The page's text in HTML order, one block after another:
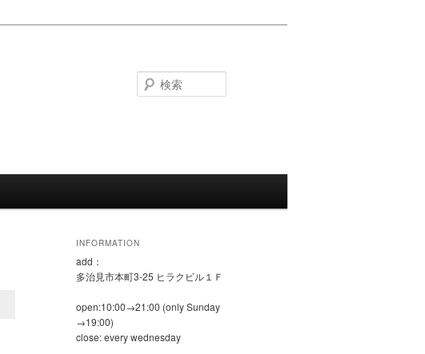
INFORMATION
add：
多治見市本町3-25 ヒラクビル１Ｆ
open:10:00→21:00 (only Sunday
→19:00)
close: every wednesday